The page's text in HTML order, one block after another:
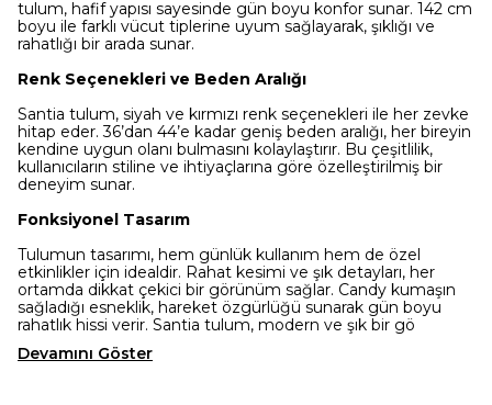
tulum, hafif yapısı sayesinde gün boyu konfor sunar. 142 cm
boyu ile farklı vücut tiplerine uyum sağlayarak, şıklığı ve
rahatlığı bir arada sunar.
Renk Seçenekleri ve Beden Aralığı
Santia tulum, siyah ve kırmızı renk seçenekleri ile her zevke
hitap eder. 36’dan 44’e kadar geniş beden aralığı, her bireyin
kendine uygun olanı bulmasını kolaylaştırır. Bu çeşitlilik,
kullanıcıların stiline ve ihtiyaçlarına göre özelleştirilmiş bir
deneyim sunar.
Fonksiyonel Tasarım
Tulumun tasarımı, hem günlük kullanım hem de özel
etkinlikler için idealdir. Rahat kesimi ve şık detayları, her
ortamda dikkat çekici bir görünüm sağlar. Candy kumaşın
sağladığı esneklik, hareket özgürlüğü sunarak gün boyu
rahatlık hissi verir. Santia tulum, modern ve şık bir gö
Devamını Göster